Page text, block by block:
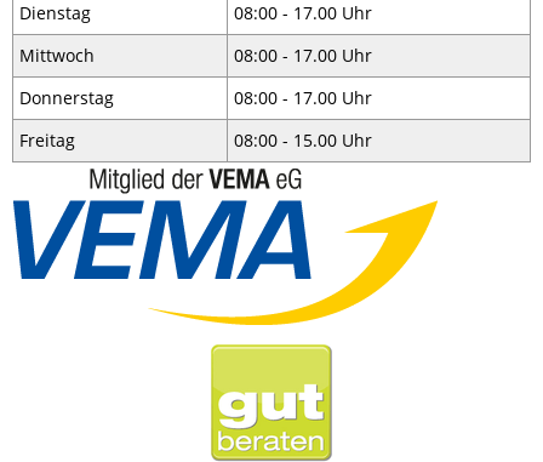
Dienstag
08:00 - 17.00 Uhr
Mittwoch
08:00 - 17.00 Uhr
Donnerstag
08:00 - 17.00 Uhr
Freitag
08:00 - 15.00 Uhr